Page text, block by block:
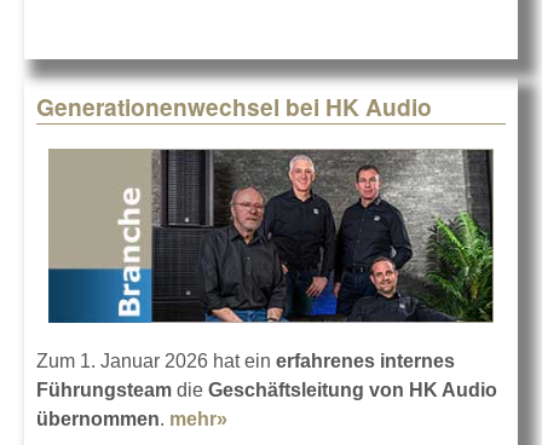
Generationenwechsel bei HK Audio
Zum 1. Januar 2026 hat ein erfahrenes internes
Führungsteam die Geschäftsleitung von HK Audio
übernommen. mehr»